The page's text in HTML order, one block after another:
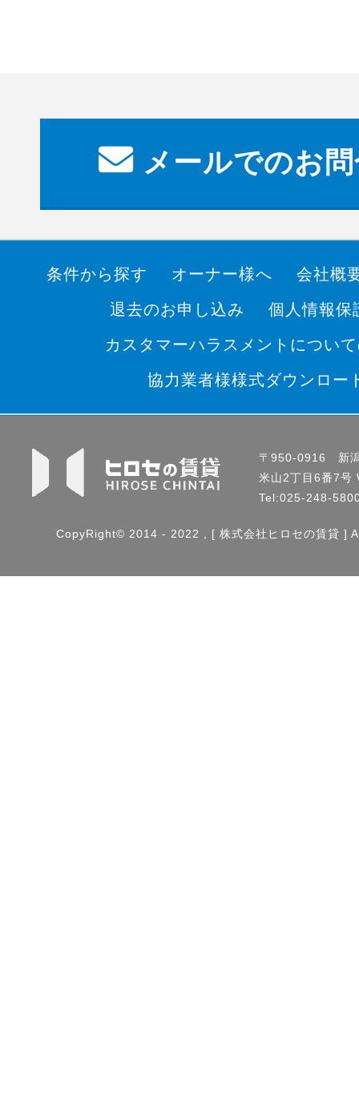
メールでのお
条件から探す オーナー様へ
会社概
退去のお申し込み
個人情報保
カスタマーハラスメントについ
協力業者様様式ダウンロー
〒950-0916 新
米山2丁目6番7号
Tel:025-248-
CopyRight© 2014 - 2022 , [ 株式会社ヒロセの賃貸 ]